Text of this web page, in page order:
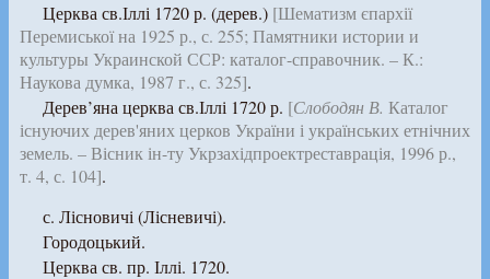
Церква св.Іллі 1720 р. (дерев.) [Шематизм єпархії
Перемиської на 1925 р., с. 255; Памятники истории и
культуры Украинской ССР: каталог-справочник. – К.:
Наукова думка, 1987 г., с. 325].
Дерев’яна церква св.Іллі 1720 р. [Слободян В. Каталог
існуючих дерев'яних церков України і українських етнічних
земель. – Вісник ін-ту Укрзахідпроектреставрація, 1996 р.,
т. 4, с. 104].
с. Лісновичі (Лісневичі).
Городоцький.
Церква св. пр. Іллі. 1720.